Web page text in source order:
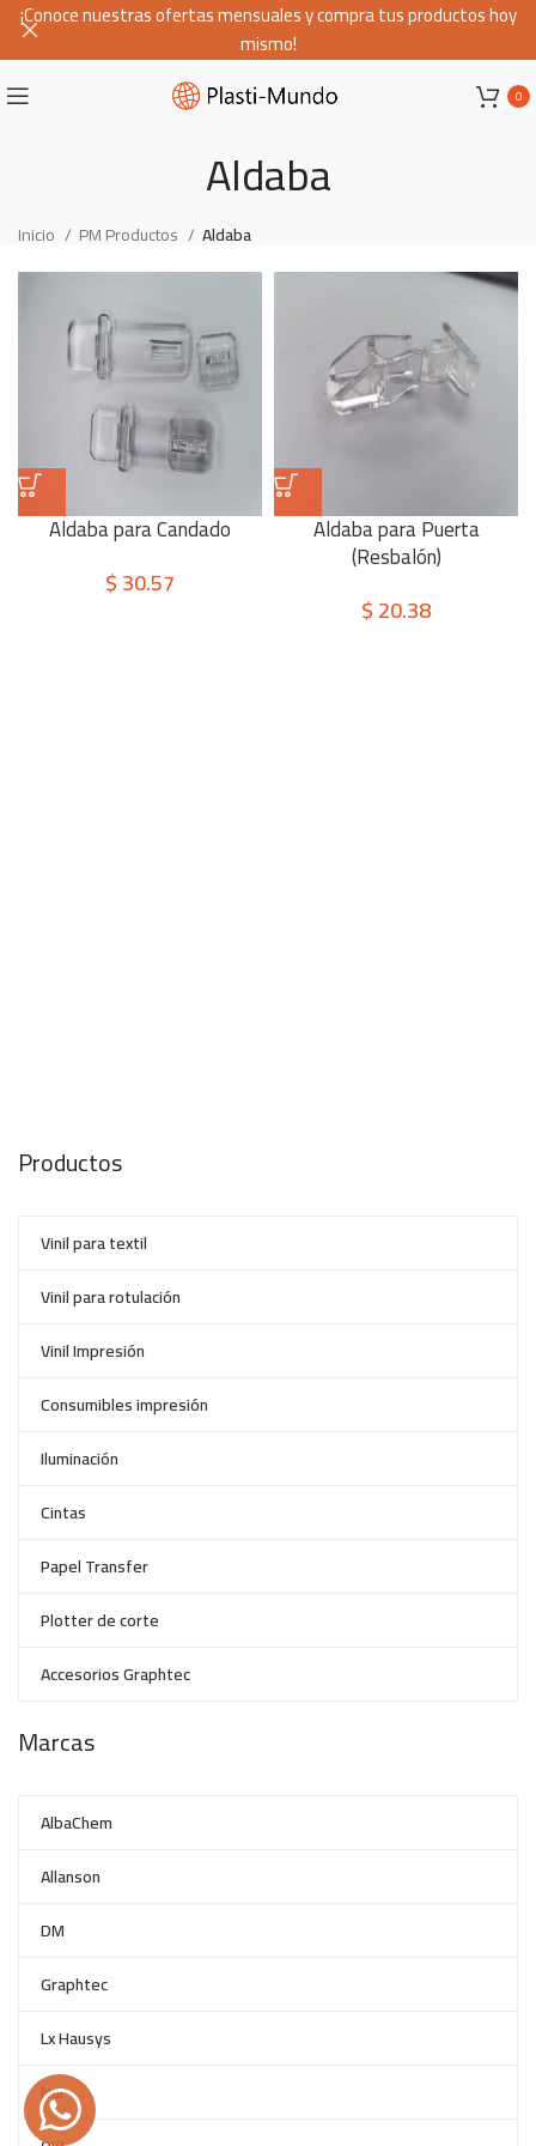
0
Aldaba
Inicio PM Productos Aldaba
Aldaba para Candado
$30.57
Aldaba para Puerta
(Resbalón)
$20.38
Productos
Vinil para textil
Vinil para rotulación
Vinil Impresión
Consumibles impresión
Iluminación
Cintas
Papel Transfer
Plotter de corte
Accesorios Graphtec
Marcas
AlbaChem
Allanson
DM
Graphtec
Lx Hausys
Nar
¡Conoce nuestras ofertas mensuales y compra tus productos hoy
mismo!